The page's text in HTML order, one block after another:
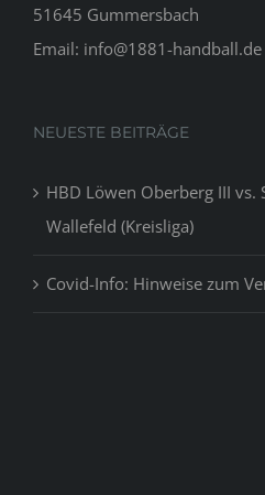
51645 Gummersbach
Email: info@1881-handball.de
NEUESTE BEITRÄGE
HBD Löwen Oberberg III vs.
Wallefeld (Kreisliga)
Covid-Info: Hinweise zum